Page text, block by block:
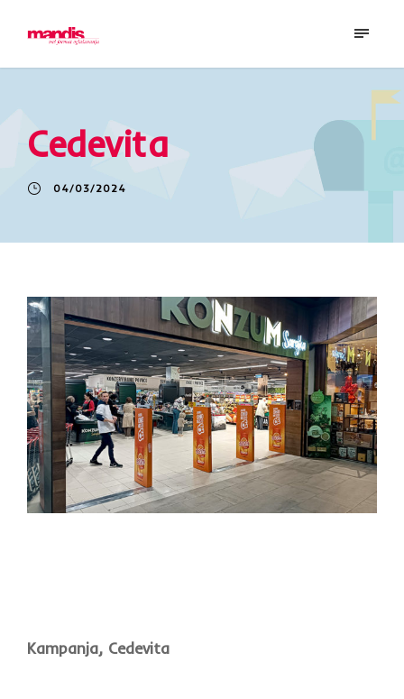
Cedevita
04/03/2024
Kampanja, Cedevita